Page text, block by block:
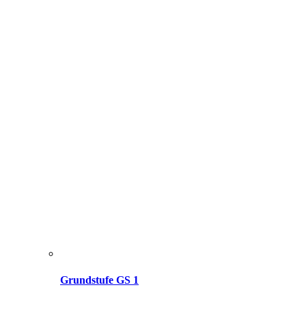
Grundstufe GS 1